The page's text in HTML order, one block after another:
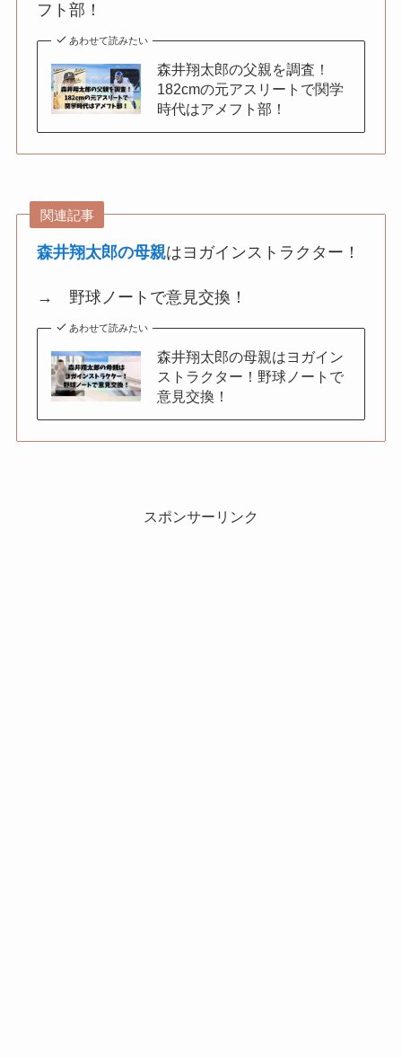
フト部！
あわせて読みたい
森井翔太郎の父親を調査！
182cmの元アスリートで関学
時代はアメフト部！
関連記事
森井翔太郎の母親はヨガインストラクター！
→ 野球ノートで意見交換！
あわせて読みたい
森井翔太郎の母親はヨガイン
ストラクター！野球ノートで
意見交換！
スポンサーリンク